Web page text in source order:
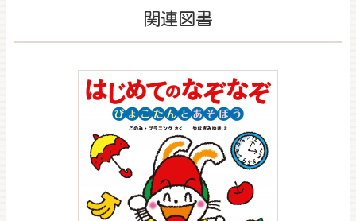
関連図書